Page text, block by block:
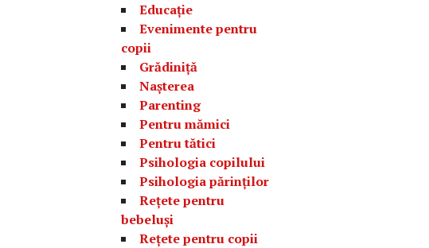
Educație
Evenimente pentru
copii
Grădiniță
Nașterea
Parenting
Pentru mămici
Pentru tătici
Psihologia copilului
Psihologia părinților
Rețete pentru
bebeluși
Rețete pentru copii